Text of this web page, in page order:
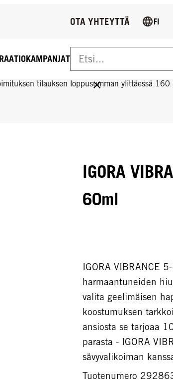
tilauksen loppusumman ylittäessä
KAMPANJAT
OTA YHTEYTTÄ FI
IGORA
60ml
IGORA VIBRANCE
harmaantuneiden
valita geelimäisen
koostumuksen
ansiosta se tarjoaa
parasta - IGORA
sävyvalikoiman
Tuotenumero